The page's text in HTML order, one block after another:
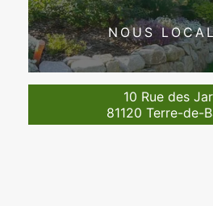
NOUS
10 Rue des
81120 Terre-de-